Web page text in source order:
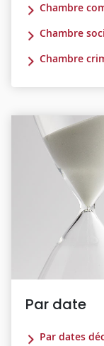
Chambre
Chambre
Chambre
Par date
Par dates